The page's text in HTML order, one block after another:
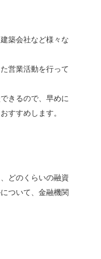
築会社など様々な
営業活動を行って
きるので、早めに
すすめします。
どのくらいの融資
ついて、金融機関